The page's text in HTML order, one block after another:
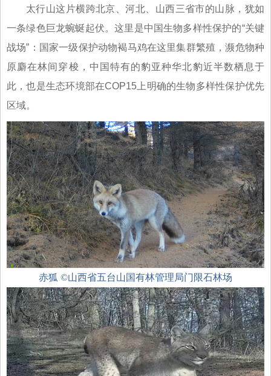
太行山这片横跨北京、河北、山西三省市的山脉，犹如
一条绿色巨龙蜿蜒起伏。这里是中国生物多样性保护的“关键
战场”：国家一级保护动物褐马鸡在这里集群繁殖，濒危物种
原麝在林间穿梭，中国特有的豹亚种华北豹近半数栖息于
此，也是生态环境部在COP15上明确的生物多样性保护优先
区域。
赤狐 ©山西省五台山国有林管理局门限石林场